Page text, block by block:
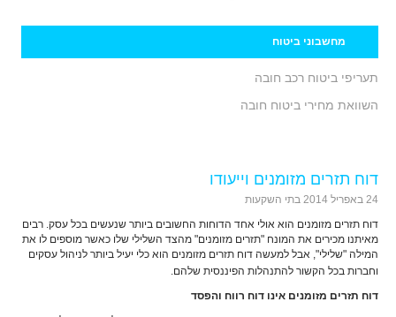
מחשבוני ביטוח
תעריפי ביטוח רכב חובה
השוואת מחירי ביטוח חובה
דוח תזרים מזומנים וייעודו
24 באפריל 2014
בתי השקעות
דוח תזרים מזומנים הוא אולי אחד הדוחות החשובים ביותר שנעשים בכל עסק. רבים
מאיתנו מכירים את המונח "תזרים מזומנים" מהצד השלילי שלו כאשר מוספים לו את
המילה "שלילי", אבל למעשה דוח תזרים מזומנים הוא כלי יעיל ביותר לניהול עסקים
וחברות בכל הקשור להתנהלות הפיננסית שלהם.
דוח תזרים מזומנים אינו דוח רווח והפסד